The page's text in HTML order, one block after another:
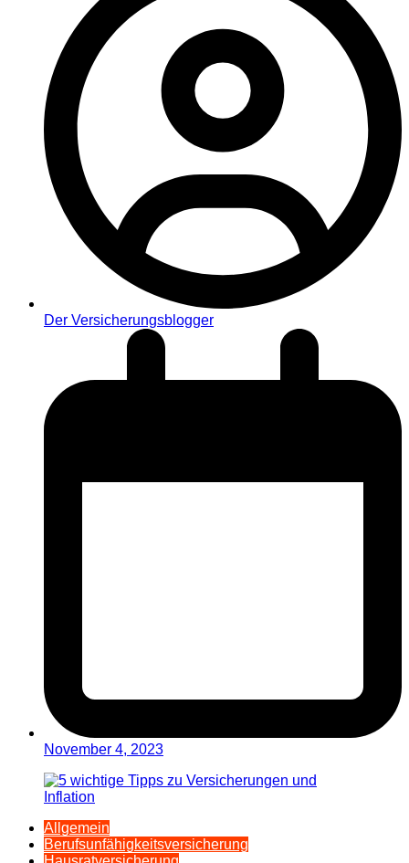
Der Versicherungsblogger
November 4, 2023
Allgemein
Berufsunfähigkeitsversicherung